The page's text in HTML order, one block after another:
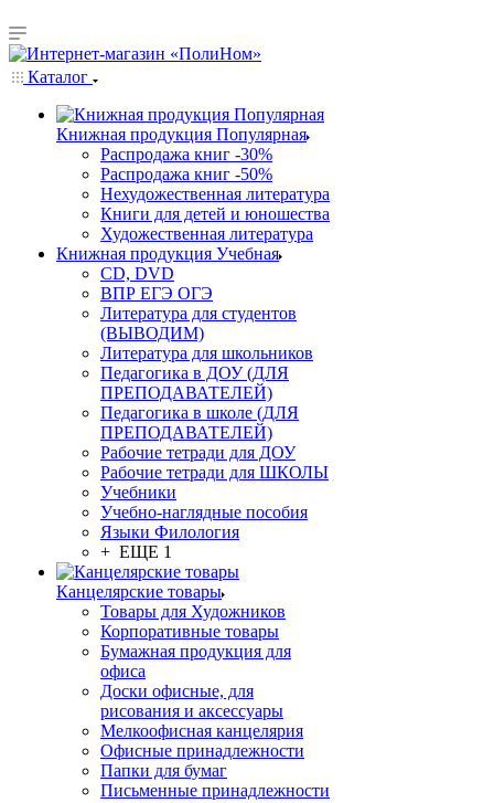
Каталог
Книжная продукция Популярная
Распродажа книг -30%
Распродажа книг -50%
Нехудожественная литература
Книги для детей и юношества
Художественная литература
Книжная продукция Учебная
CD, DVD
ВПР ЕГЭ ОГЭ
Литература для студентов
(ВЫВОДИМ)
Литература для школьников
Педагогика в ДОУ (ДЛЯ
ПРЕПОДАВАТЕЛЕЙ)
Педагогика в школе (ДЛЯ
ПРЕПОДАВАТЕЛЕЙ)
Рабочие тетради для ДОУ
Рабочие тетради для ШКОЛЫ
Учебники
Учебно-наглядные пособия
Языки Филология
+ ЕЩЕ 1
Канцелярские товары
Товары для Художников
Корпоративные товары
Бумажная продукция для
офиса
Доски офисные, для
рисования и аксессуары
Мелкоофисная канцелярия
Офисные принадлежности
Папки для бумаг
Письменные принадлежности